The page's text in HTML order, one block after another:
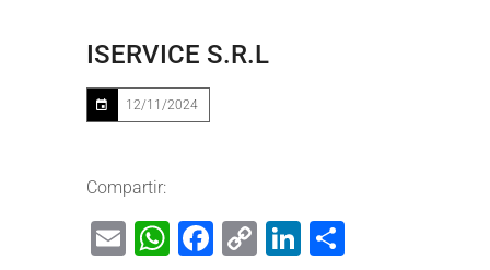
ISERVICE S.R.L
12/11/2024
Compartir:
EmailWhatsApp
Facebook
CopyLinkedIn